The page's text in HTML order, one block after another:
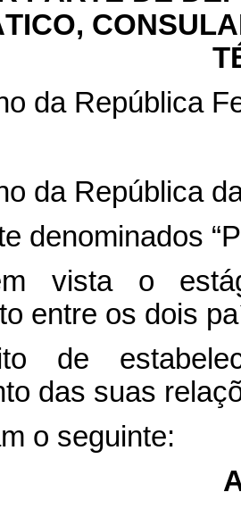
da República
da República
denominados
vista o
entre os dois
de
das suas
o seguinte: